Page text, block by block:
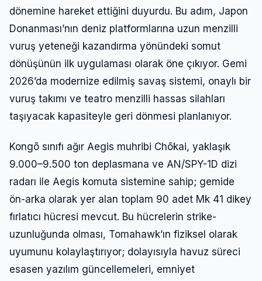
dönemine hareket ettiğini duyurdu. Bu adım, Japon
Donanması’nın deniz platformlarına uzun menzilli
vuruş yeteneği kazandırma yönündeki somut
dönüşünün ilk uygulaması olarak öne çıkıyor. Gemi
2026’da modernize edilmiş savaş sistemi, onaylı bir
vuruş takımı ve teatro menzilli hassas silahları
taşıyacak kapasiteyle geri dönmesi planlanıyor.
Kongō sınıfı ağır Aegis muhribi Chōkai, yaklaşık
9.000–9.500 ton deplasmana ve AN/SPY-1D dizi
radarı ile Aegis komuta sistemine sahip; gemide
ön-arka olarak yer alan toplam 90 adet Mk 41 dikey
fırlatıcı hücresi mevcut. Bu hücrelerin strike-
uzunluğunda olması, Tomahawk’ın fiziksel olarak
uyumunu kolaylaştırıyor; dolayısıyla havuz süreci
esasen yazılım güncellemeleri, emniyet